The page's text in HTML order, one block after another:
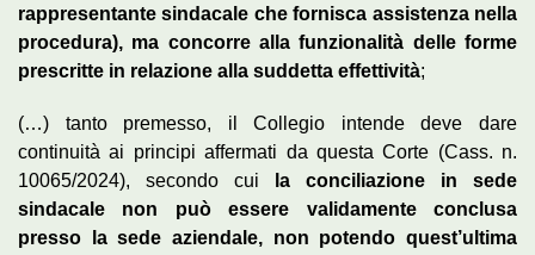
rappresentante sindacale che fornisca assistenza nella
procedura), ma concorre alla funzionalità delle forme
prescritte in relazione alla suddetta effettività;
(…) tanto premesso, il Collegio intende deve dare
continuità ai principi affermati da questa Corte (Cass. n.
10065/2024), secondo cui
la conciliazione in sede
sindacale non può essere validamente conclusa
presso la sede aziendale, non potendo quest’ultima